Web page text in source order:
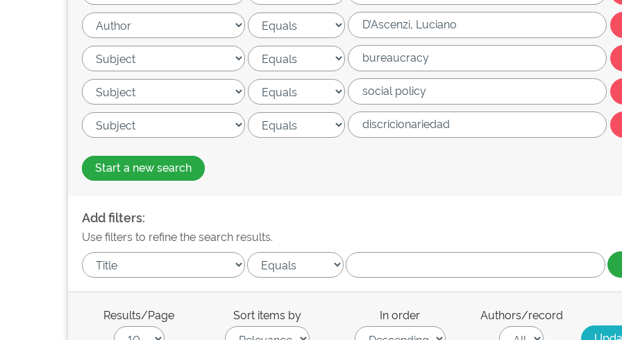
Start a new search
Add filters:
Use filters to refine the search results.
Results/Page Sort items by In order Authors/record